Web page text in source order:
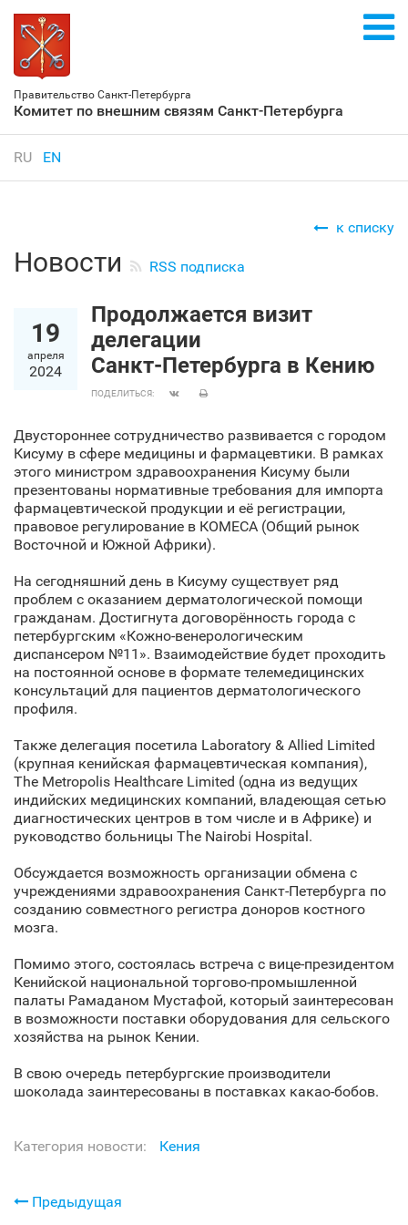
Правительство Санкт‑Петербурга
Комитет по внешним связям Санкт‑Петербурга
RU EN
к списку
Новости RSS подписка
19
апреля
2024
Продолжается визит
делегации
Санкт‑Петербурга в Кению
ПОДЕЛИТЬСЯ:
Двустороннее сотрудничество развивается с городом
Кисуму в сфере медицины и фармацевтики. В рамках
этого министром здравоохранения Кисуму были
презентованы нормативные требования для импорта
фармацевтической продукции и её регистрации,
правовое регулирование в КОМЕСА (Общий рынок
Восточной и Южной Африки).
На сегодняшний день в Кисуму существует ряд
проблем с оказанием дерматологической помощи
гражданам. Достигнута договорённость города с
петербургским «Кожно-венерологическим
диспансером №11». Взаимодействие будет проходить
на постоянной основе в формате телемедицинских
консультаций для пациентов дерматологического
профиля.
Также делегация посетила Laboratory & Allied Limited
(крупная кенийская фармацевтическая компания),
The Metropolis Healthcare Limited (одна из ведущих
индийских медицинских компаний, владеющая сетью
диагностических центров в том числе и в Африке) и
руководство больницы The Nairobi Hospital.
Обсуждается возможность организации обмена с
учреждениями здравоохранения Санкт‑Петербурга по
созданию совместного регистра доноров костного
мозга.
Помимо этого, состоялась встреча с вице-президентом
Кенийской национальной торгово-промышленной
палаты Рамаданом Мустафой, который заинтересован
в возможности поставки оборудования для сельского
хозяйства на рынок Кении.
В свою очередь петербургские производители
шоколада заинтересованы в поставках какао-бобов.
Категория новости: Кения
Предыдущая